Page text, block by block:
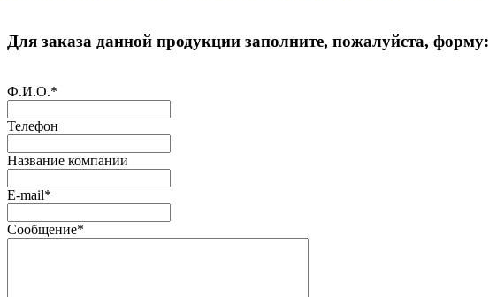
Для заказа данной продукции заполните, пожалуйста, форму:
Ф.И.О.*
Телефон
Название компании
E-mail*
Сообщение*